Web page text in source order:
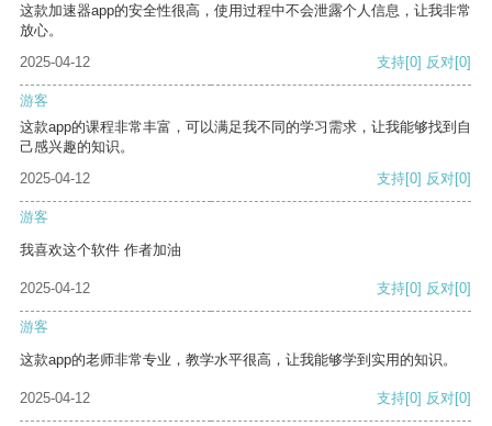
这款加速器app的安全性很高，使用过程中不会泄露个人信息，让我非常
放心。
2025-04-12
支持[0] 反对[0]
游客
这款app的课程非常丰富，可以满足我不同的学习需求，让我能够找到自
己感兴趣的知识。
2025-04-12
支持[0] 反对[0]
游客
我喜欢这个软件 作者加油
2025-04-12 支持[0] 反对[0]
游客
这款app的老师非常专业，教学水平很高，让我能够学到实用的知识。
2025-04-12 支持[0] 反对[0]